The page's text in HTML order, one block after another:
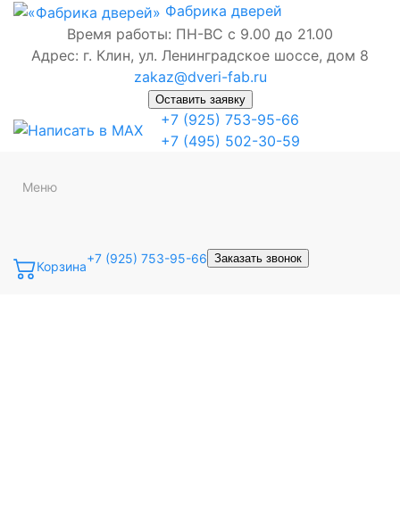
Фабрика дверей
Время работы: ПН-ВС с 9.00 до 21.00
Адрес: г. Клин, ул. Ленинградское шоссе, дом 8
zakaz@dveri-fab.ru
Оставить заявку
+7 (925) 753-95-66
+7 (495) 502-30-59
Меню
Корзина
+7 (925) 753-95-66 Заказать звонок